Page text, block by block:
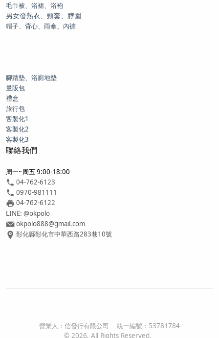
毛巾被、浴裙、浴袍
男女發熱衣、頸套、脖圍
帽子、背心、雨傘、內褲
腳踏墊、浴廁地墊
量販包
禮盒
旅行包
客製化1
客製化2
客製化3
聯絡我們
周一~周五 9:00-18:00
04-762-6123
0970-981111
04-762-6122
LINE: @okpolo
okpolo888@gmail.com
彰化縣彰化市中華西路283巷10號
營業人： 信發行有限公司 統一編號： 53781784
© 2026, All Rights Reserved.